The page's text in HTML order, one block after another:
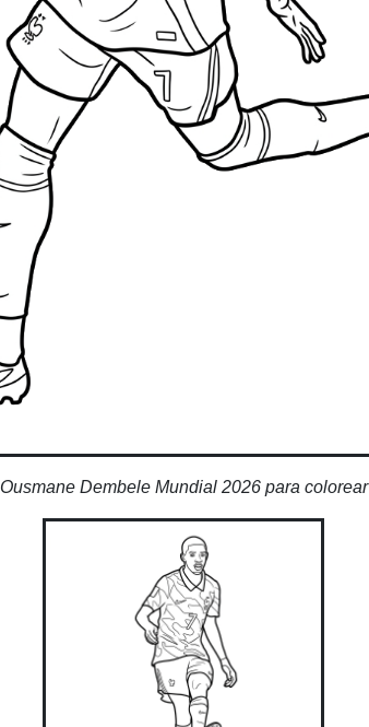
Ousmane Dembele Mundial 2026 para colorear